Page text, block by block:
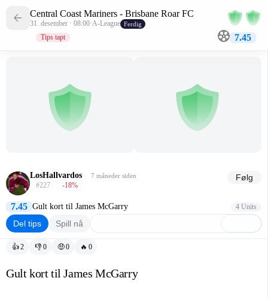
Central Coast Mariners - Brisbane Roar FC
31. desember · 08:00·A-League Ferdig
Tips tapt 7.45
LosHallvardos 7 måneder siden
#227 -18%
Følg
7.45 Gult kort til James McGarry 4 Units
Del tips Spill nå
👍2 👎0 🤑0 🔥 0
Gult kort til James McGarry